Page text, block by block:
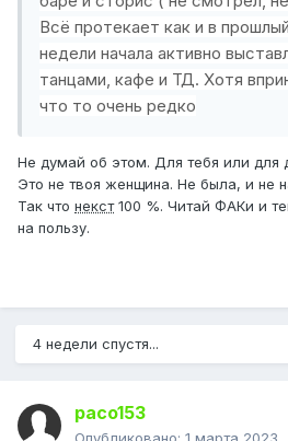
Всё протекает как и в
недели начала активно
танцами, кафе и ТД. Хотя
что то очень редко
Не думай об этом. Для тебя или для
Это не твоя женщина. Не была, и не
Так что некст100 %. Читай ФАКи и
на пользу.
4 недели спустя...
paco153